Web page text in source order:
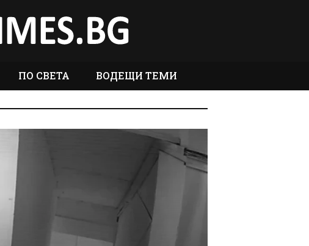
ПО СВЕТА ВОДЕЩИ ТЕМИ